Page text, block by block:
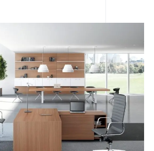
Next